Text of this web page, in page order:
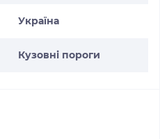
Україна
Кузовні пороги